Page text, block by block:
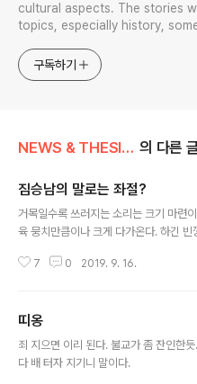
cultural aspects. The stories
topics, especially history,
approach will be to resist any
generalized viewpoint
구독하기
NEWS & THESIS/Photo News 의 다른
짐승남의 말로는 좌절?
거목일수록 쓰러지는 소리는 크기 마련
육 뭉치만큼이나 크게 다가온다. 하긴 빈
없는 법이다. 저런 짐승남보다 옹골찬 남
뚝함은 근육에서 나오고 그 근육은 머스
라저런 자리는 언저리도 가 보지 못했으
새 젊은 친구들의 불뚝 지향은 짝짓기에
7 0 2019. 9. 16.
띠옹
죄 지으면 이리 된다. 불교가 좀 잔인한
다 배 터자 지기니 말이다.